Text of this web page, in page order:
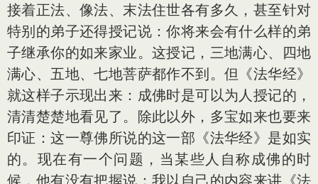
接着正法、像法、末法住世各有多久，甚至针对
特别的弟子还得授记说：你将来会有什么样的弟
子继承你的如来家业。这授记，三地满心、四地
满心、五地、七地菩萨都作不到。但《法华经》
就这样子示现出来：成佛时是可以为人授记的，
清清楚楚地看见了。除此以外，多宝如来也要来
印证：这一尊佛所说的这一部《法华经》是如实
的。现在有一个问题，当某些人自称成佛的时
候，他有没有把握说：我以自己的内容来讲《法